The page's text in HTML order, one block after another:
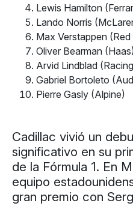
Lewis Hamilton
Lando Norris
Max Verstappen (Red
Oliver Bearman
Arvid Lindblad
Gabriel Bortoleto
Pierre Gasly (Alpine)
Cadillac vivió un
significativo en su
de la Fórmula 1. En
equipo
gran premio con